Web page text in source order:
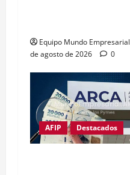
Equipo Mundo Empresarial
de agosto de 2026
0
AFIP Destacados